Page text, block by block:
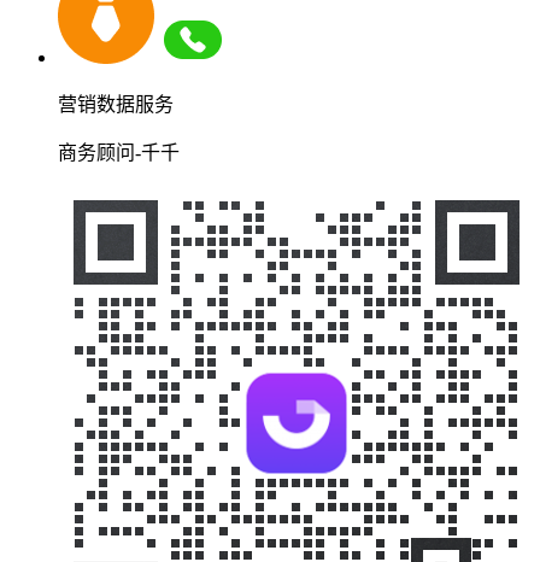
营销数据服务
商务顾问-千千